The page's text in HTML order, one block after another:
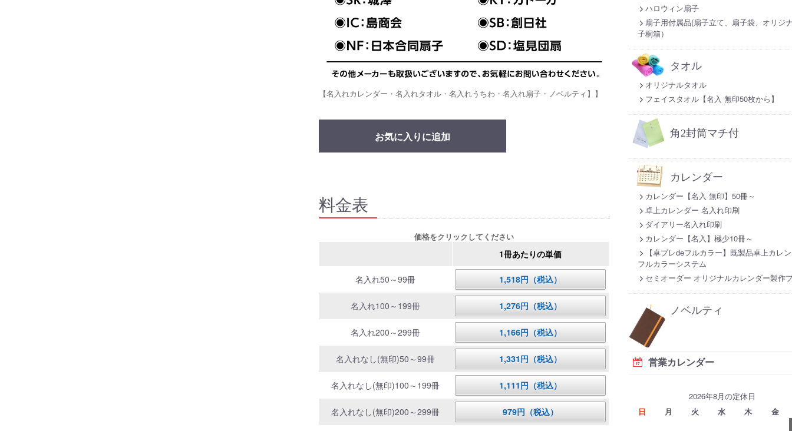
【名入れカレンダー・名入れタオル・名入れうちわ・名入れ扇子・ノベルティ】】
お気に入りに追加
料金表
価格をクリックしてください
1冊あたりの単価
名入れ50～99冊 1,518円（税込）
名入れ100～199冊 1,276円（税込）
名入れ200～299冊 1,166円（税込）
名入れなし(無印)50～99冊 1,331円（税込）
名入れなし(無印)100～199冊 1,111円（税込）
名入れなし(無印)200～299冊 979円（税込）
ハロウィン扇子
扇子用付属品(扇子立て、扇子袋、オリジ
子桐箱）
タオル
オリジナルタオル
フェイスタオル【名入 無印50枚から】
角2封筒マチ付
カレンダー
カレンダー【名入 無印】50冊～
卓上カレンダー 名入れ印刷
ダイアリー名入れ印刷
カレンダー【名入】極少10冊～
【卓プレdeフルカラー】既製品卓上カレ
フルカラーシステム
セミオーダー オリジナルカレンダー製作
ノベルティ
営業カレンダー
2026年8月の定休日
日
月 火 水 木 金